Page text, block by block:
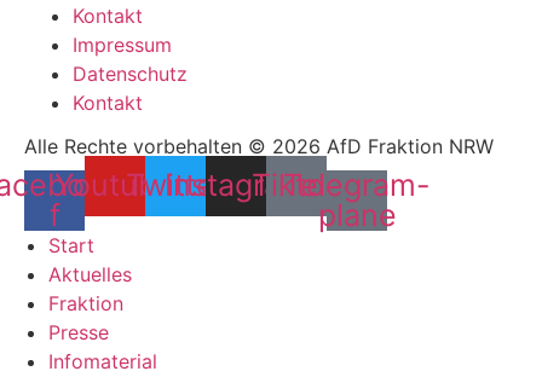
Kontakt
Impressum
Datenschutz
Kontakt
Alle Rechte vorbehalten © 2026 AfD Fraktion NRW
f
YoutubeTwitter
Instagram
Tiktok
Telegram-
plane
Start
Aktuelles
Fraktion
Presse
Infomaterial